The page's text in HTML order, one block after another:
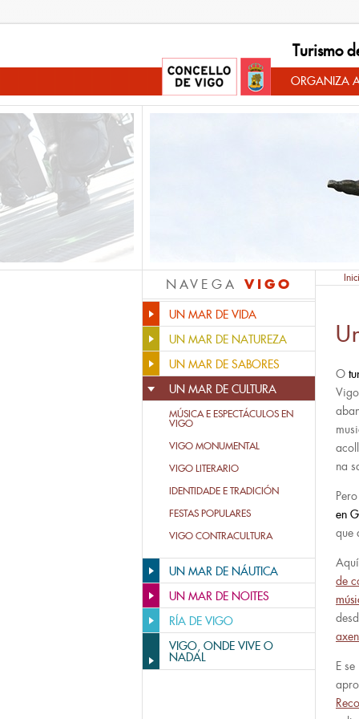
Turismo
ORGANIZA
NAVEGA VIGO
UN MAR DE VIDA
UN MAR DE NATUREZA
UN MAR DE SABORES
UN MAR DE CULTURA
MÚSICA E ESPECTÁCULOS EN
VIGO
VIGO MONUMENTAL
VIGO LITERARIO
IDENTIDADE E TRADICIÓN
FESTAS POPULARES
VIGO CONTRACULTURA
UN MAR DE NÁUTICA
UN MAR DE NOITES
RÍA DE VIGO
VIGO, ONDE VIVE O
NADAL
O
na
en
que
de
E